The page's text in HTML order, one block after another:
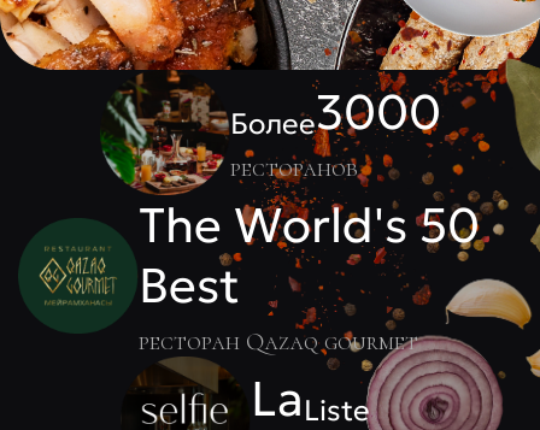
Более3000
ресторанов
The World's 50
Best
ресторан Qazaq gourmet
LaListe